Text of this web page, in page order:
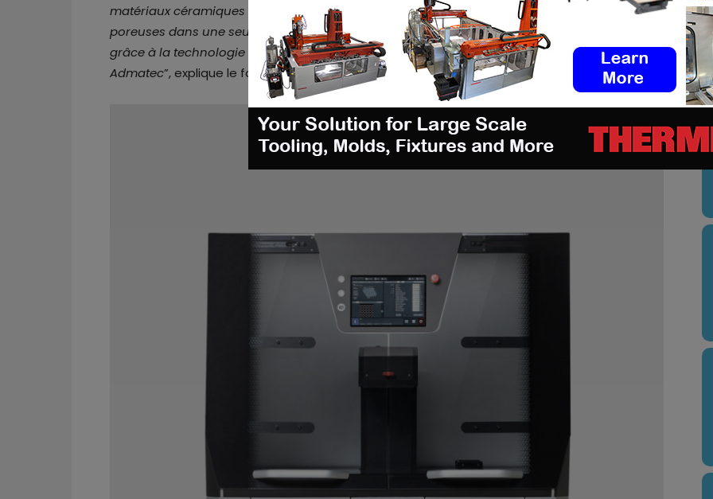
matériaux céramiques à gradation fonctionnelle, telles que des structures denses et
poreuses dans une seule structure osseuse hémi-maxillaire, ont été imprimées avec succès
grâce à la technologie de fabrication additive basée sur la lithographie fournie par
Admatec”, explique le fabricant.